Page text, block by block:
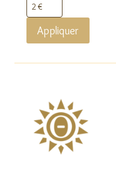
Appliquer